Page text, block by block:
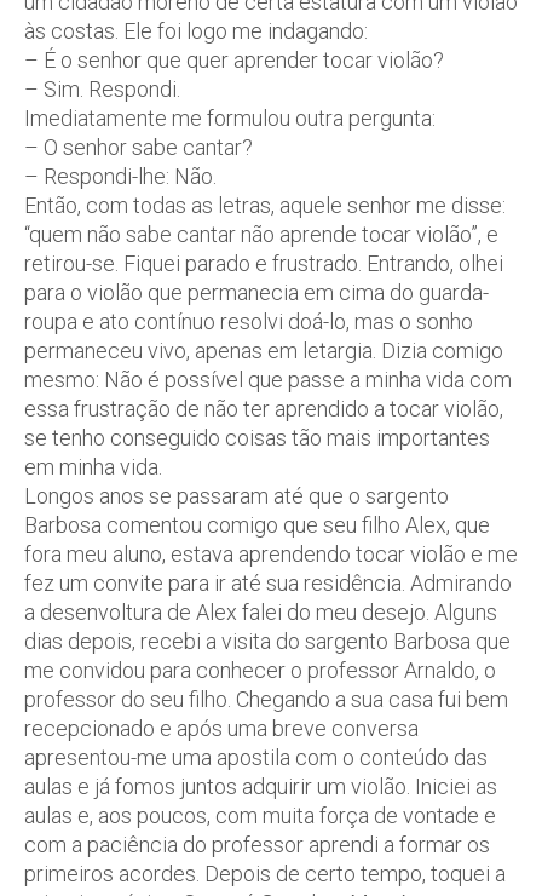
às costas. Ele foi logo me indagando:
– É o senhor que quer aprender tocar violão?
– Sim. Respondi.
Imediatamente me formulou outra pergunta:
– O senhor sabe cantar?
– Respondi-lhe: Não.
Então, com todas as letras, aquele senhor me disse:
“quem não sabe cantar não aprende tocar violão”, e
retirou-se. Fiquei parado e frustrado. Entrando, olhei
para o violão que permanecia em cima do guarda-
roupa e ato contínuo resolvi doá-lo, mas o sonho
permaneceu vivo, apenas em letargia. Dizia comigo
mesmo: Não é possível que passe a minha vida com
essa frustração de não ter aprendido a tocar violão,
se tenho conseguido coisas tão mais importantes
em minha vida.
Longos anos se passaram até que o sargento
Barbosa comentou comigo que seu filho Alex, que
fora meu aluno, estava aprendendo tocar violão e me
fez um convite para ir até sua residência. Admirando
a desenvoltura de Alex falei do meu desejo. Alguns
dias depois, recebi a visita do sargento Barbosa que
me convidou para conhecer o professor Arnaldo, o
professor do seu filho. Chegando a sua casa fui bem
recepcionado e após uma breve conversa
apresentou-me uma apostila com o conteúdo das
aulas e já fomos juntos adquirir um violão. Iniciei as
aulas e, aos poucos, com muita força de vontade e
com a paciência do professor aprendi a formar os
primeiros acordes. Depois de certo tempo, toquei a